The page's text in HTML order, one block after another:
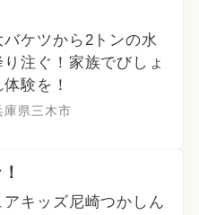
バケツから2トンの水
り注ぐ！家族でびしょ
験を！
庫県三木市
アキッズ尼崎つかしん